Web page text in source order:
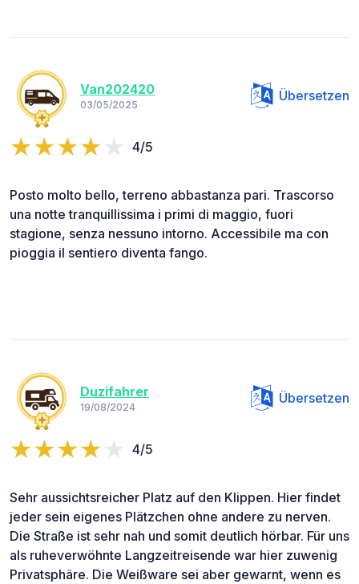
Van202420
03/05/2025
Übersetzen
4/5
Posto molto bello, terreno abbastanza pari. Trascorso
una notte tranquillissima i primi di maggio, fuori
stagione, senza nessuno intorno. Accessibile ma con
pioggia il sentiero diventa fango.
Duzifahrer
19/08/2024
Übersetzen
4/5
Sehr aussichtsreicher Platz auf den Klippen. Hier findet
jeder sein eigenes Plätzchen ohne andere zu nerven.
Die Straße ist sehr nah und somit deutlich hörbar. Für uns
als ruheverwöhnte Langzeitreisende war hier zuwenig
Privatsphäre. Die Weißware sei aber gewarnt, wenn es